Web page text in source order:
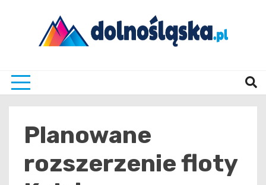
Planowane
rozszerzenie floty